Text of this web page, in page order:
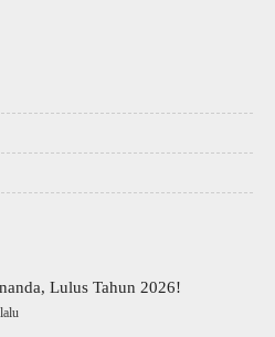
Lulus Tahun 2026!